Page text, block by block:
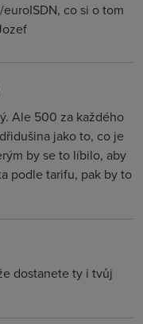
co si o tom
Ale 500 za každého
jako to, co je
by se to líbilo, aby
podle tarifu, pak by to
dostanete ty i tvůj